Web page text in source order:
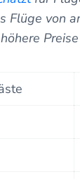
Flüge von